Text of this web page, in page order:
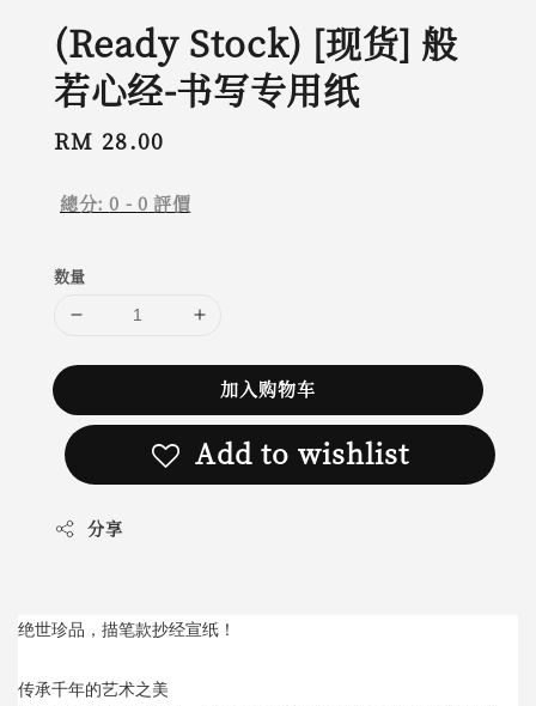
(Ready Stock) [现货] 般
若心经-书写专用纸
Regular
RM 28.00
總分:0 - 0 評價
数量
加入购物车
Add to wishlist
分享
绝世珍品，描笔款抄经宣纸！
传承千年的艺术之美